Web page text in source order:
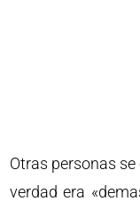
Otras personas
verdad era